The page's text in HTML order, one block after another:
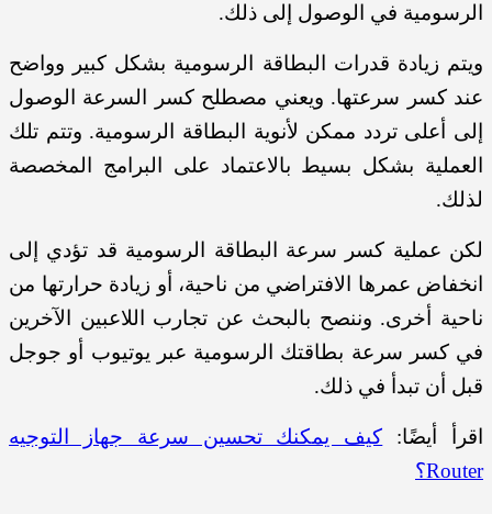
الرسومية في الوصول إلى ذلك.
ويتم زيادة قدرات البطاقة الرسومية بشكل كبير وواضح
عند كسر سرعتها. ويعني مصطلح كسر السرعة الوصول
إلى أعلى تردد ممكن لأنوية البطاقة الرسومية. وتتم تلك
العملية بشكل بسيط بالاعتماد على البرامج المخصصة
لذلك.
لكن عملية كسر سرعة البطاقة الرسومية قد تؤدي إلى
انخفاض عمرها الافتراضي من ناحية، أو زيادة حرارتها من
ناحية أخرى. وننصح بالبحث عن تجارب اللاعبين الآخرين
في كسر سرعة بطاقتك الرسومية عبر يوتيوب أو جوجل
قبل أن تبدأ في ذلك.
اقرأ أيضًا: كيف يمكنك تحسين سرعة جهاز التوجيه
Router؟